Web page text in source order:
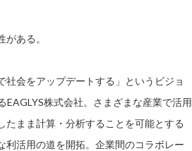
ある。
社会をアップデートする」というビジョ
株式会社。さまざまな産業で活用
まま計算・分析することを可能とする
利活用の道を開拓。企業間のコラボレー